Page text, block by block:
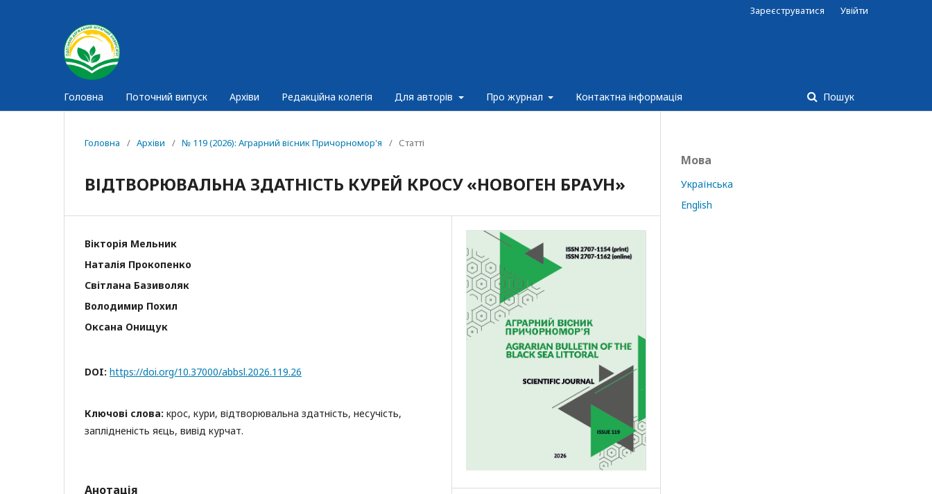
Головна Поточний випуск Архіви Редакційна колегія Для авторів Про журнал Контактна інформація Пошук
Зареєструватися Увійти
Головна / Архіви / № 119 (2026): Аграрний вісник Причорномор'я / Статті
ВІДТВОРЮВАЛЬНА ЗДАТНІСТЬ КУРЕЙ КРОСУ «НОВОГЕН БРАУН»
Вікторія Мельник
Наталія Прокопенко
Світлана Базиволяк
Володимир Похил
Оксана Онищук
DOI: https://doi.org/10.37000/abbsl.2026.119.26
Ключові слова: крос, кури, відтворювальна здатність, несучість,
заплідненість яєць, вивід курчат.
Анотація
Мова
Українська
English